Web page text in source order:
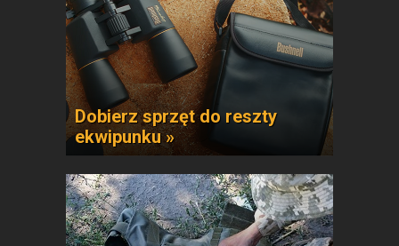
Dobierz sprzęt do reszty
ekwipunku »